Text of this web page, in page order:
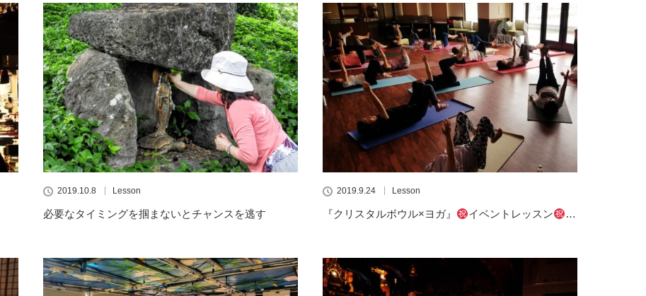
2019.10.8 Lesson
必要なタイミングを掴まないとチャンスを逃す
2019.9.24 Lesson
『クリスタルボウル×ヨガ』 イベントレッスン …